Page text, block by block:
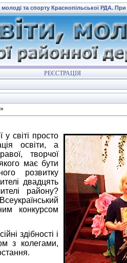
молоді та спорту Краснопільської РДА.
РЕЄСТРАЦІЯ
світі просто
освіти, а
творчої
має бути
розвитку
двадцять
району?
конкурсом
здібності і
з колегами,